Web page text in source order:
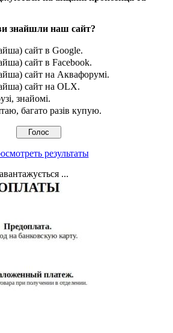
знайшли наш сайт?
сайт в Google.
сайт в Facebook.
сайт на Аквафорумі.
сайт на OLX.
знайомі.
багато разів купую.
результаты
...